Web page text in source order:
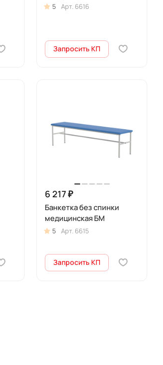
5 Арт. 6616
Запросить КП
6 217 ₽
Банкетка без спинки
медицинская БМ
5 Арт. 6615
Запросить КП